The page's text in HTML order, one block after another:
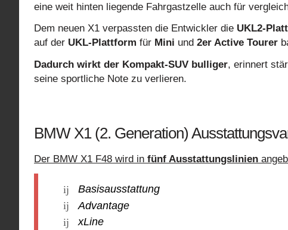
eine weit hinten liegende Fahrgastzelle auch für
Dem neuen X1 verpassten die Entwickler die UKL2-
auf der UKL-Plattform für Mini und 2er Active Tourer
Dadurch wirkt der Kompakt-SUV bulliger, erinnert
seine sportliche Note zu verlieren.
BMW X1 (2. Generation)
Der BMW X1 F48 wird in fünf Ausstattungslinien
Basisausstattung
Advantage
xLine